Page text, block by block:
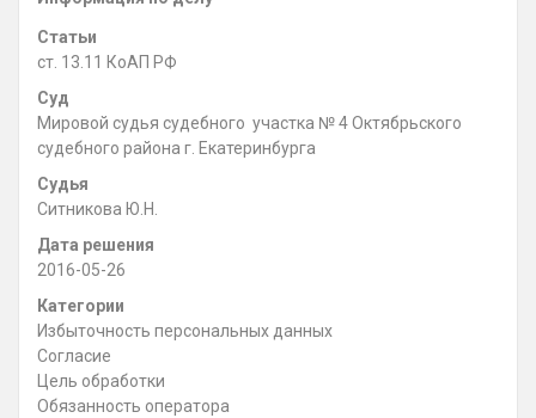
Статьи
ст. 13.11 КоАП РФ
Суд
Мировой судья судебного участка № 4 Октябрьского
судебного района г. Екатеринбурга
Судья
Ситникова Ю.Н.
Дата решения
2016-05-26
Категории
Избыточность персональных данных
Согласие
Цель обработки
Обязанность оператора